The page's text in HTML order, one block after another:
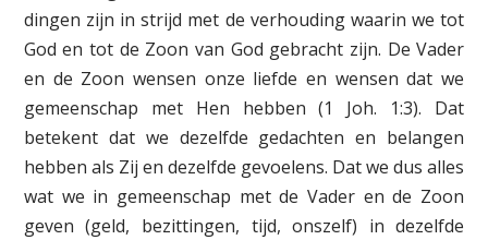
dingen zijn in strijd met de verhouding waarin we tot
God en tot de Zoon van God gebracht zijn. De Vader
en de Zoon wensen onze liefde en wensen dat we
gemeenschap met Hen hebben (1 Joh. 1:3). Dat
betekent dat we dezelfde gedachten en belangen
hebben als Zij en dezelfde gevoelens. Dat we dus alles
wat we in gemeenschap met de Vader en de Zoon
geven (geld, bezittingen, tijd, onszelf) in dezelfde